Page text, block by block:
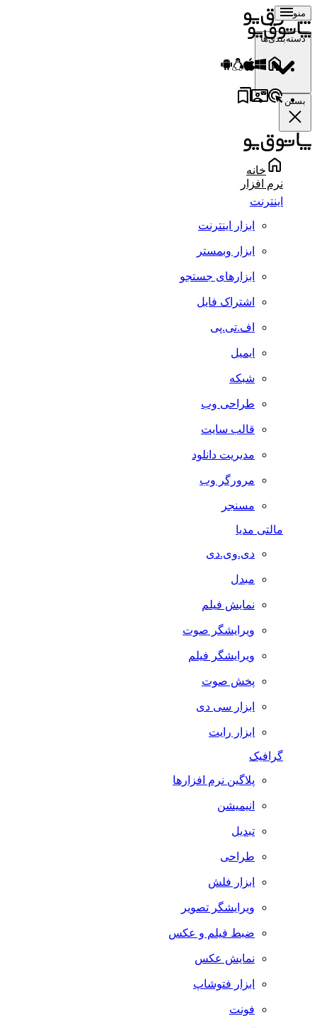
منو
دسته‌بندی‌ها
بستن
خانه
نرم افزار
اینترنت
ابزار اینترنت
ابزار وبمستر
ابزارهای جستجو
اشتراک فایل
اف.تی.پی
ایمیل
شبکه
طراحی وب
قالب سایت
مدیریت دانلود
مرورگر وب
مسنجر
مالتی مدیا
دی.وی.دی
مبدل
نمایش فیلم
ویرایشگر صوت
ویرایشگر فیلم
پخش صوت
ابزار سی دی
ابزار رایت
گرافیک
پلاگین نرم افزارها
انیمیشن
تبدیل
طراحی
ابزار فلش
ویرایشگر تصویر
ضبط فيلم و عكس
نمایش عکس
ابزار فتوشاپ
فونت